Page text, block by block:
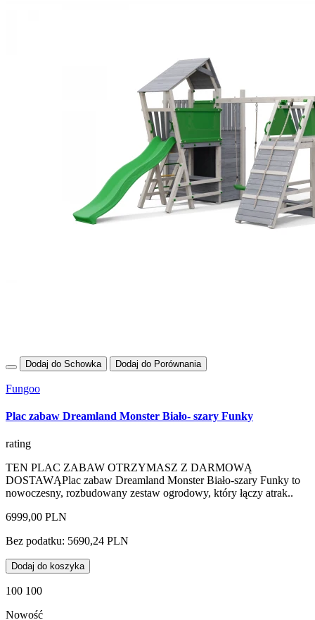
Dodaj do Schowka Dodaj do Porównania
Fungoo
Plac zabaw Dreamland Monster Biało- szary Funky
rating
TEN PLAC ZABAW OTRZYMASZ Z DARMOWĄ
DOSTAWĄPlac zabaw Dreamland Monster Biało-szary Funky to
nowoczesny, rozbudowany zestaw ogrodowy, który łączy atrak..
6999,00 PLN
Bez podatku: 5690,24 PLN
Dodaj do koszyka
100 100
Nowość